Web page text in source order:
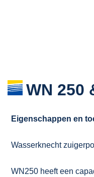
WN 250
Eigenschappen en
Wasserknecht
WN250 heeft een